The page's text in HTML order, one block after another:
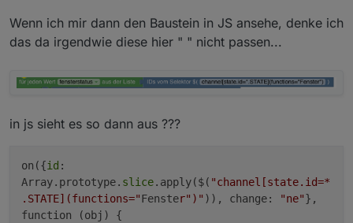
Wenn ich mir dann den Baustein in JS ansehe, denke ich
das da irgendwie diese hier " " nicht passen...
in js sieht es so dann aus ???
on({id :
Array.prototype. slice.apply($( "channel[state.id=*
.STATE](functions="Fenster")" )), change: "ne"},
function (obj) {